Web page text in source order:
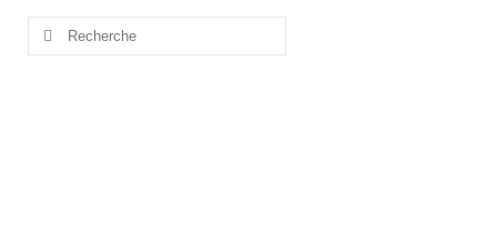
Rechercher